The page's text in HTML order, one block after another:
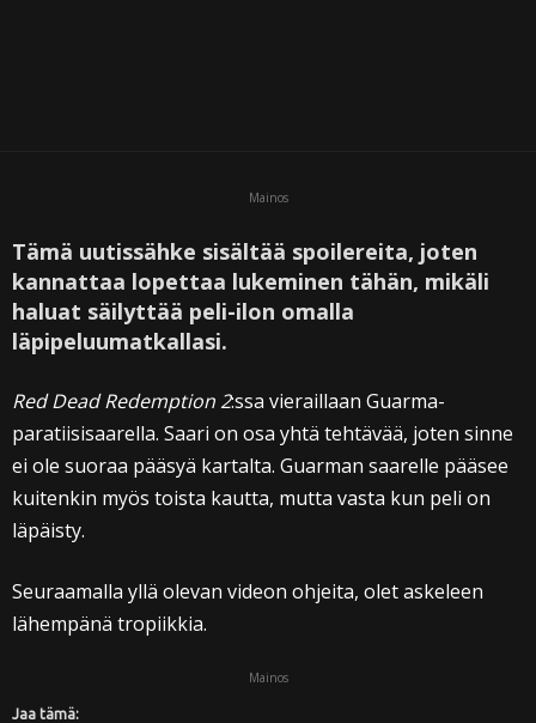
Mainos
Tämä uutissähke sisältää spoilereita, joten
kannattaa lopettaa lukeminen tähän, mikäli
haluat säilyttää peli-ilon omalla
läpipeluumatkallasi.
Red Dead Redemption 2:ssa vieraillaan Guarma-
paratiisisaarella. Saari on osa yhtä tehtävää, joten sinne
ei ole suoraa pääsyä kartalta. Guarman saarelle pääsee
kuitenkin myös toista kautta, mutta vasta kun peli on
läpäisty.
Seuraamalla yllä olevan videon ohjeita, olet askeleen
lähempänä tropiikkia.
Mainos
Jaa tämä: